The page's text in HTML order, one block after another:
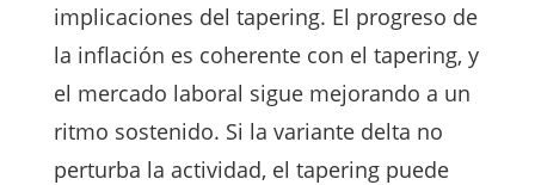
implicaciones del tapering. El progreso de
la inflación es coherente con el tapering, y
el mercado laboral sigue mejorando a un
ritmo sostenido. Si la variante delta no
perturba la actividad, el tapering puede